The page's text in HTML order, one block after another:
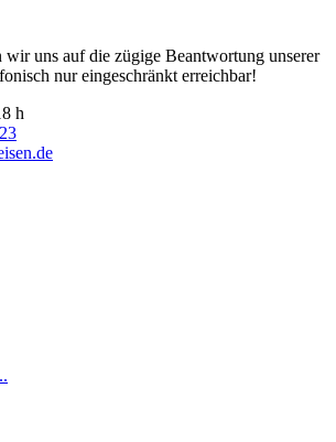
uns auf die zügige Beantwortung unserer
nur eingeschränkt erreichbar!
h